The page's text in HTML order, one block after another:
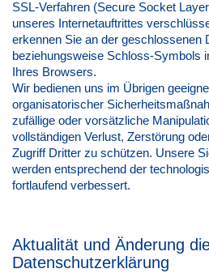
SSL-Verfahren (Secure Socket
unseres Internetauftrittes
erkennen Sie an der geschlossenen
beziehungsweise Schloss-Symbols
Ihres Browsers.
Wir bedienen uns im Übrigen
organisatorischer
zufällige oder vorsätzliche
vollständigen Verlust, Zerstörung
Zugriff Dritter zu schützen. Unsere
werden entsprechend der
fortlaufend verbessert.
Aktualität und Änderung
Datenschutzerklärung